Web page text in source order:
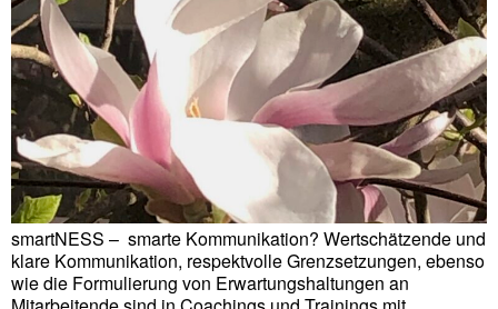
smartNESS – smarte Kommunikation? Wertschätzende und
klare Kommunikation, respektvolle Grenzsetzungen, ebenso
wie die Formulierung von Erwartungshaltungen an